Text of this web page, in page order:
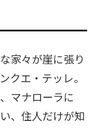
家々が崖に張り
クエ・テッレ。
マナローラに
、住人だけが知